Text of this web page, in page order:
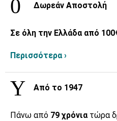
Δωρεάν Αποστολή
Σε όλη την Ελλάδα από
Περισσότερα ›
Από το 1947
Πάνω από 79 χρόνια τώρα